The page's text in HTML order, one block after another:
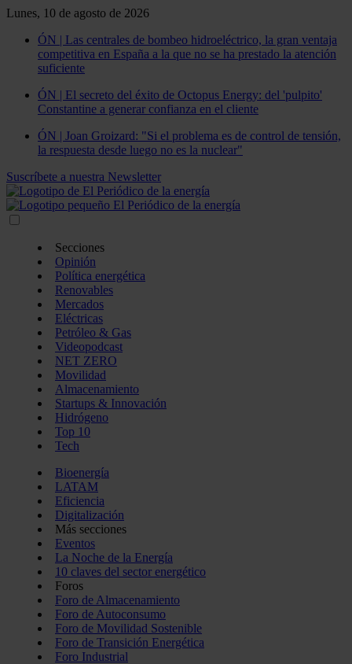
Lunes, 10 de agosto de 2026
ÓN | Las centrales de bombeo hidroeléctrico, la gran ventaja
competitiva en España a la que no se ha prestado la atención
suficiente
ÓN | El secreto del éxito de Octopus Energy: del 'pulpito'
Constantine a generar confianza en el cliente
ÓN | Joan Groizard: "Si el problema es de control de tensión,
la respuesta desde luego no es la nuclear"
Suscríbete a nuestra Newsletter
Secciones
Opinión
Política energética
Renovables
Mercados
Eléctricas
Petróleo & Gas
Videopodcast
NET ZERO
Movilidad
Almacenamiento
Startups & Innovación
Hidrógeno
Top 10
Tech
Bioenergía
LATAM
Eficiencia
Digitalización
Más secciones
Eventos
La Noche de la Energía
10 claves del sector energético
Foros
Foro de Almacenamiento
Foro de Autoconsumo
Foro de Movilidad Sostenible
Foro de Transición Energética
Foro Industrial